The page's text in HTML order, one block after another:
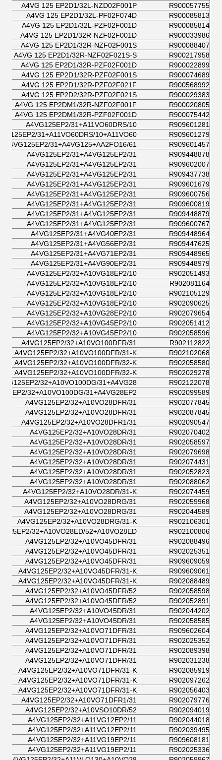
R900057755
A4VG 125 EP2D1/32L-NZD02F001P
R900085813
A4VG 125 EP2D1/32L-PF02F074D
R900085814
A4VG 125 EP2D1/32L-PZF02F001D
R900033986
A4VG 125 EP2D1/32R-NZF02F001D
R900088407
A4VG 125 EP2D1/32R-NZF02F001S
R900217958
A4VG 125 EP2D1/32R-NZF02F021S-S
R900022899
A4VG 125 EP2D1/32R-PZF02F001D
R900074689
A4VG 125 EP2D1/32R-PZF02F001S
R900568992
A4VG 125 EP2D1/32R-PZF02F021F
R900029383
A4VG 125 EP2D2/32R-PZF02F021S
R900020805
A4VG 125 EP2DM1/32R-NZF02F001F
R900075442
A4VG 125 EP2DM1/32R-PZF02F001D
R909601281
A4VG125EP2/31+A11VO60DRS/10
R909601279
31+A11VO60DRS/10+A11VO60
R909601457
A4VG125EP2/31+A4VG125+AA2FO16/61
R909448878
A4VG125EP2/31+A4VG125EP2/31
R909602007
A4VG125EP2/31+A4VG125EP2/31
R909437738
A4VG125EP2/31+A4VG125EP2/31
R909601679
A4VG125EP2/31+A4VG125EP2/31
R909600756
A4VG125EP2/31+A4VG125EP2/31
R909600819
A4VG125EP2/31+A4VG125EP2/31
R909448879
A4VG125EP2/31+A4VG125EP2/31
R909600767
A4VG125EP2/31+A4VG125EP2/31
R909448964
A4VG125EP2/31+A4VG40EP2/31
R909447625
A4VG125EP2/31+A4VG56EP2/31
R909448965
A4VG125EP2/31+A4VG71EP2/31
R909448979
A4VG125EP2/31+A4VG90EP2/31
R902051493
A4VG125EP2/32+A10VG18EP2/10
R902081164
A4VG125EP2/32+A10VG18EP2/10
R902105129
A4VG125EP2/32+A10VG18EP2/10
R902090625
A4VG125EP2/32+A10VG18EP2/10
R902079654
A4VG125EP2/32+A10VG28EP2/10
R902051412
A4VG125EP2/32+A10VG45EP2/10
R902058596
A4VG125EP2/32+A10VG45EP2/10
R902112822
A4VG125EP2/32+A10VO100DFR/31
R902102068
A4VG125EP2/32+A10VO100DFR/31-K
R902058580
A4VG125EP2/32+A10VO100DFR/32-K
R902029278
A4VG125EP2/32+A10VO100DFR/32-K
R902122078
32+A10VO100DG/31+A4VG28/
R902099589
32+A10VO100DG/31+A4VG28EP2/
R902077845
A4VG125EP2/32+A10VO28DFR/31
R902087845
A4VG125EP2/32+A10VO28DFR/31
R902090547
A4VG125EP2/32+A10VO28DFR1/31
R902070402
A4VG125EP2/32+A10VO28DR/31
R902058597
A4VG125EP2/32+A10VO28DR/31
R902079698
A4VG125EP2/32+A10VO28DR/31
R902074431
A4VG125EP2/32+A10VO28DR/31
R902052823
A4VG125EP2/32+A10VO28DR/31
R902088062
A4VG125EP2/32+A10VO28DR/31
R902074459
A4VG125EP2/32+A10VO28DR/31-K
R902059968
A4VG125EP2/32+A10VO28DRG/31
R902044589
A4VG125EP2/32+A10VO28DRG/31
R902106301
A4VG125EP2/32+A10VO28DRG/31-K
R902100806
32+A10VO28ED/52+A10VO28ED
R902088496
A4VG125EP2/32+A10VO45DFR/31
R902025351
A4VG125EP2/32+A10VO45DFR/31
R909609059
A4VG125EP2/32+A10VO45DFR/31
R909609061
A4VG125EP2/32+A10VO45DFR/31-K
R902088489
A4VG125EP2/32+A10VO45DFR/31-K
R902058598
A4VG125EP2/32+A10VO45DFR/52
R902052891
A4VG125EP2/32+A10VO45DFR/52
R902044202
A4VG125EP2/32+A10VO45DR/31
R902058585
A4VG125EP2/32+A10VO45DR/31
R909602604
A4VG125EP2/32+A10VO71DFR/31
R902025352
A4VG125EP2/32+A10VO71DFR/31
R902089398
A4VG125EP2/32+A10VO71DFR/31
R902031238
A4VG125EP2/32+A10VO71DFR/31
R902085919
A4VG125EP2/32+A10VO71DFR/31-K
R902097262
A4VG125EP2/32+A10VO71DFR/31-K
R902056403
A4VG125EP2/32+A10VO71DFR/31-K
R902079776
A4VG125EP2/32+A10VO71DFR1/31
R902094019
A4VG125EP2/32+A10VSO10DR/52
R902044018
A4VG125EP2/32+A11VG12EP2/11
R902039495
A4VG125EP2/32+A11VG12EP2/11
R909608181
A4VG125EP2/32+A11VG19EP2/11
R902025336
A4VG125EP2/32+A11VG19EP2/11